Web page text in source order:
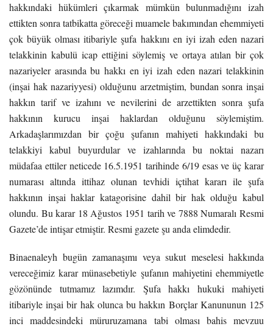
hakkındaki hükümleri çıkarmak mümkün bulunmadığını izah
ettikten sonra tatbikatta göreceği muamele bakımından ehemmiyeti
çok büyük olması itibariyle şufa hakkını en iyi izah eden nazari
telakkinin kabulü icap ettiğini söylemiş ve ortaya atılan bir çok
nazariyeler arasında bu hakkı en iyi izah eden nazari telakkinin
(inşai hak nazariyyesi) olduğunu arzetmiştim, bundan sonra inşai
hakkın tarif ve izahını ve nevilerini de arzettikten sonra şufa
hakkının kurucu inşai haklardan olduğunu söylemiştim.
Arkadaşlarımızdan bir çoğu şufanın mahiyeti hakkındaki bu
telakkiyi kabul buyurdular ve izahlarında bu noktai nazarı
müdafaa ettiler neticede 16.5.1951 tarihinde 6/19 esas ve üç karar
numarası altında ittihaz olunan tevhidi içtihat kararı ile şufa
hakkının inşai haklar katagorisine dahil bir hak olduğu kabul
olundu. Bu karar 18 Ağustos 1951 tarih ve 7888 Numaralı Resmi
Gazete’de intişar etmiştir. Resmi gazete şu anda elimdedir.
Binaenaleyh bugün zamanaşımı veya sukut meselesi hakkında
vereceğimiz karar münasebetiyle şufanın mahiyetini ehemmiyetle
gözönünde tutmamız lazımdır. Şufa hakkı hukuki mahiyeti
itibariyle inşai bir hak olunca bu hakkın Borçlar Kanununun 125
inci maddesindeki müruruzamana tabi olması bahis mevzuu